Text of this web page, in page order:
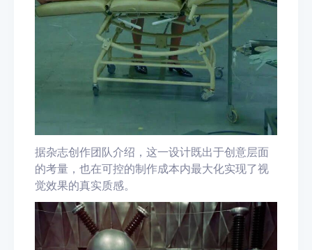
据杂志创作团队介绍，这一设计既出于创意层面
的考量，也在可控的制作成本内最大化实现了视
觉效果的真实质感。